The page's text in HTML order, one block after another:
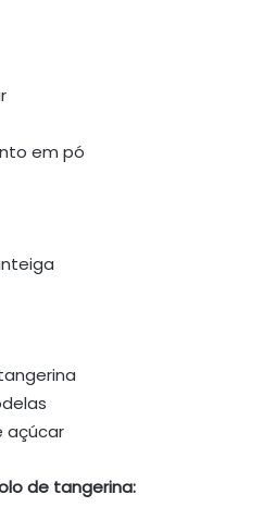
em pó
açúcar
de tangerina: